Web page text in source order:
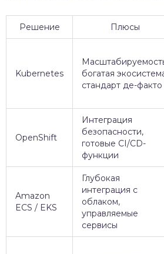
Решение Плюсы
Kubernetes
богатая
стандарт де-факто
OpenShift
Интеграция
безопасности,
готовые CI/CD-
функции
Amazon
ECS / EKS
Глубокая
интеграция с
облаком,
управляемые
сервисы